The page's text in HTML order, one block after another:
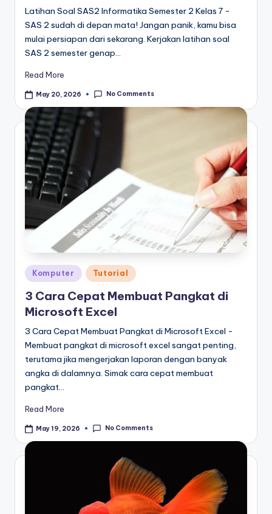
Latihan Soal SAS2 Informatika Semester 2 Kelas 7 -
SAS 2 sudah di depan mata! Jangan panik, kamu bisa
mulai persiapan dari sekarang. Kerjakan latihan soal
SAS 2 semester genap…
Read More
May 20, 2026 No Comments
Posted
in
Komputer Tutorial
3 Cara Cepat Membuat Pangkat di
Microsoft Excel
3 Cara Cepat Membuat Pangkat di Microsoft Excel -
Membuat pangkat di microsoft excel sangat penting,
terutama jika mengerjakan laporan dengan banyak
angka di dalamnya. Simak cara cepat membuat
pangkat…
Read More
May 19, 2026 No Comments